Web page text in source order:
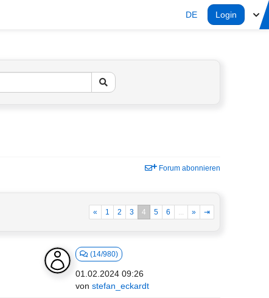
DE Login
Forum abonnieren
« 1 2 3 4 5 6 ... » ⇥
(14/980)
01.02.2024 09:26
von stefan_eckardt